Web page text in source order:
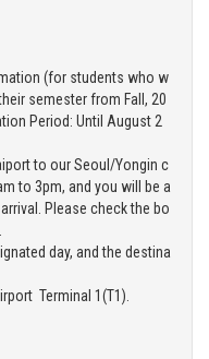
(for students who w
semester from Fall, 20
Period: Until August 2
to our Seoul/Yongin c
to 3pm, and you will be a
Please check the bo
day, and the destina
Terminal 1(T1).